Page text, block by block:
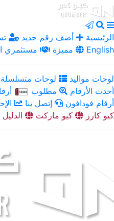
الرئيسية أضف رقم جديد
مميزة
مستثمري English
لوحات مواليد لوحات متسلسلة
أحدث الأرقام
مطلوب
أرقام فودافون
إتصل بنا
كيو كارز
كيو ماركت